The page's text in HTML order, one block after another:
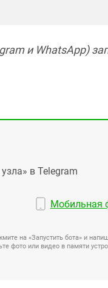
и WhatsApp)
в Telegram
Мобильная
на «Запустить бота» и
фото или видео в памяти